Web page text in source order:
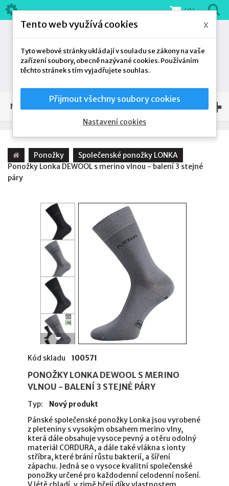
(0)
NAŠE NABÍDKA
Ponožky
Společenské ponožky LONKA
Ponožky Lonka DEWOOL s merino vlnou - balení 3 stejné
páry
Kód skladu 100571
PONOŽKY LONKA DEWOOL S MERINO
VLNOU - BALENÍ 3 STEJNÉ PÁRY
Typ:
Nový produkt
Pánské společenské ponožky Lonka jsou vyrobené
z pleteniny s vysokým obsahem merino vlny,
která dále obsahuje vysoce pevný a otěru odolný
materiál CORDURA, a dále také vlákna s ionty
stříbra, které brání růstu bakterií, a šíření
zápachu. Jedná se o vysoce kvalitní společenské
ponožky určené pro každodenní celodenní nošení.
Tento web využívá cookies x
Tyto webové stránky ukládají v souladu se zákony na vaše
zařízení soubory, obecně nazývané cookies. Používáním
těchto stránek s tím vyjadřujete souhlas.
Přijmout všechny soubory cookies
Nastavení cookies